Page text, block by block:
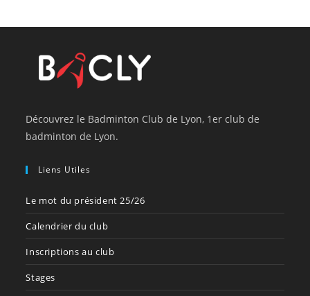
Découvrez le Badminton Club de Lyon, 1er club de
badminton de Lyon.
Liens Utiles
Le mot du président 25/26
Calendrier du club
Inscriptions au club
Stages